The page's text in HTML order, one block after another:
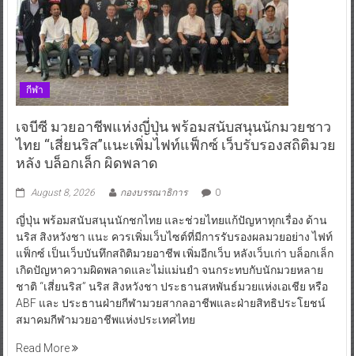
กีฬา
เจบีซี มวยอาชีพแห่งญี่ปุ่น พร้อมสนับสนุนนักมวยชาว
ไทย “เสี่ยนริส”แนะเพิ่มไฟท์แฟ็กซ์ เว็บรับรองสถิติมวย
หลัง บล็อกเล็ก ผิดพลาด
August 8, 2026 กองบรรณาธิการ 0
ญี่ปุ่น พร้อมสนับสนุนนักชกไทย และช่วยไทยแก้ปัญหาทุกเรื่อง ด้าน
นริส สิงหวังชา แนะ ควรเพิ่มเว็บไซต์ที่มีการรับรองผลมวยอย่าง ไฟท์
แฟ็กซ์ เป็นเว็บบันทึกสถิติมวยอาชีพ เพิ่มอีกเว็บ หลังเว็บเก่า บล็อกเล็ก
เกิดปัญหาความผิดพลาดและไม่แม่นยำ จนกระทบกับนักมวยหลาย
ชาติ “เสี่ยนริส” นริส สิงหวังชา ประธานสหพันธ์มวยแห่งเอเชีย หรือ
ABF และ ประธานฝ่ายกีฬามวยสากลอาชีพและฝ่ายสิทธิประโยชน์
สมาคมกีฬามวยอาชีพแห่งประเทศไทย
Read More